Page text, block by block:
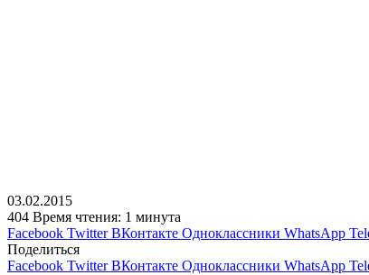
03.02.2015
404 Время чтения: 1 минута
Facebook Twitter ВКонтакте Одноклассники WhatsApp
Поделиться
Facebook Twitter ВКонтакте Одноклассники WhatsApp